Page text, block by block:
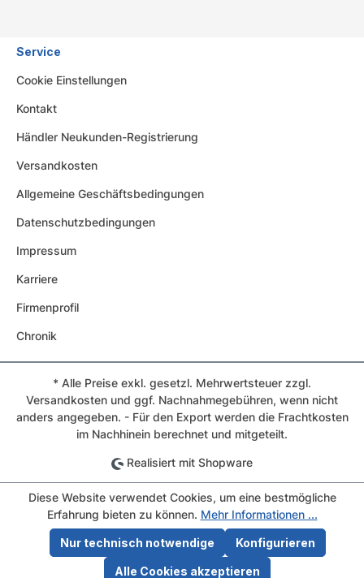
Service
Cookie Einstellungen
Kontakt
Händler Neukunden-Registrierung
Versandkosten
Allgemeine Geschäftsbedingungen
Datenschutzbedingungen
Impressum
Karriere
Firmenprofil
Chronik
* Alle Preise exkl. gesetzl. Mehrwertsteuer zzgl.
Versandkosten und ggf. Nachnahmegebühren, wenn nicht
anders angegeben. - Für den Export werden die Frachtkosten
im Nachhinein berechnet und mitgeteilt.
Realisiert mit Shopware
Diese Website verwendet Cookies, um eine bestmögliche
Erfahrung bieten zu können. Mehr Informationen ...
Nur technisch notwendige Konfigurieren
Alle Cookies akzeptieren